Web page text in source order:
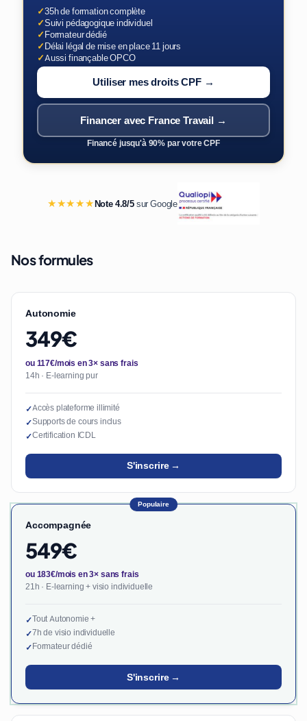
✓35h de formation complète
✓Suivi pédagogique individuel
✓Formateur dédié
✓Délai légal de mise en place 11 jours
✓Aussi finançable OPCO
Utiliser mes droits CPF →
Financer avec France Travail →
Financé jusqu'à 90% par votre CPF
★★★★★Note 4.8/5sur Google
Nos formules
Autonomie
349€
ou 117€/mois en 3× sans frais
14h · E-learning pur
✓Accès plateforme illimité
✓Supports de cours inclus
✓Certification ICDL
S'inscrire →
Populaire
Accompagnée
549€
ou 183€/mois en 3× sans frais
21h · E-learning + visio individuelle
✓Tout Autonomie +
✓7h de visio individuelle
✓Formateur dédié
S'inscrire →